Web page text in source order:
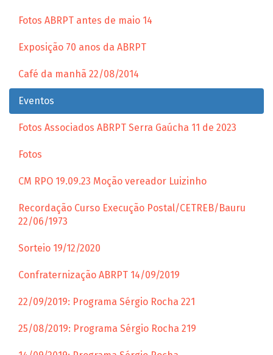
Fotos ABRPT antes de maio 14
Exposição 70 anos da ABRPT
Café da manhã 22/08/2014
Eventos
Fotos Associados ABRPT Serra Gaúcha 11 de 2023
Fotos
CM RPO 19.09.23 Moção vereador Luizinho
Recordação Curso Execução Postal/CETREB/Bauru
22/06/1973
Sorteio 19/12/2020
Confraternização ABRPT 14/09/2019
22/09/2019: Programa Sérgio Rocha 221
25/08/2019: Programa Sérgio Rocha 219